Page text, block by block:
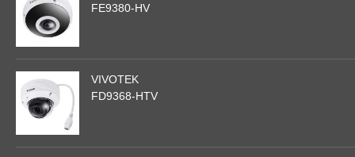
FE9380-HV
VIVOTEK
FD9368-HTV